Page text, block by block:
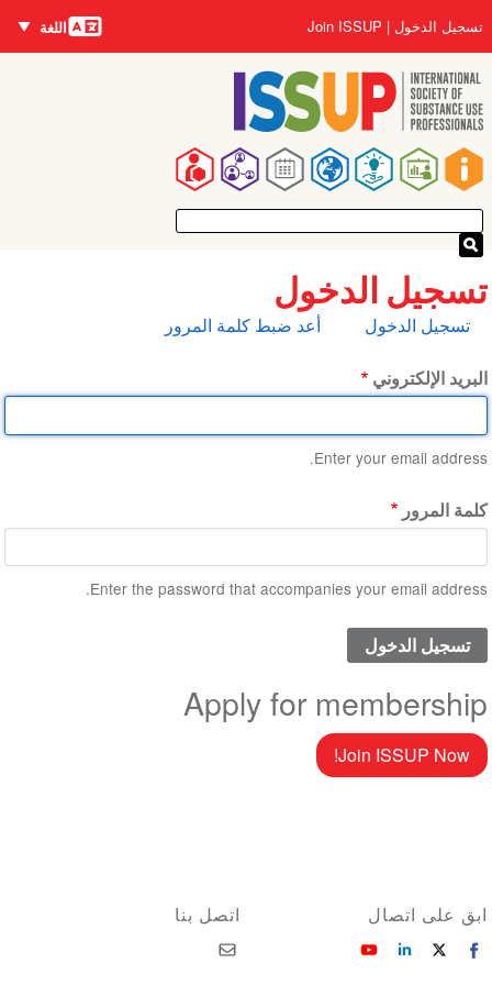
إلى
المحتوى
الرئيسي
Main
navigation
User
account
menu
تسجيل الدخول Join ISSUP اللغات
اللغة
تسجيل الدخول
التبويبات
الأساسية
تسجيل الدخول أعد ضبط كلمة المرور
البريد الإلكتروني
Enter your email address.
كلمة المرور
Enter the password that accompanies your email address.
Apply for membership
Join ISSUP Now!
اتصل بنا ابق على اتصال